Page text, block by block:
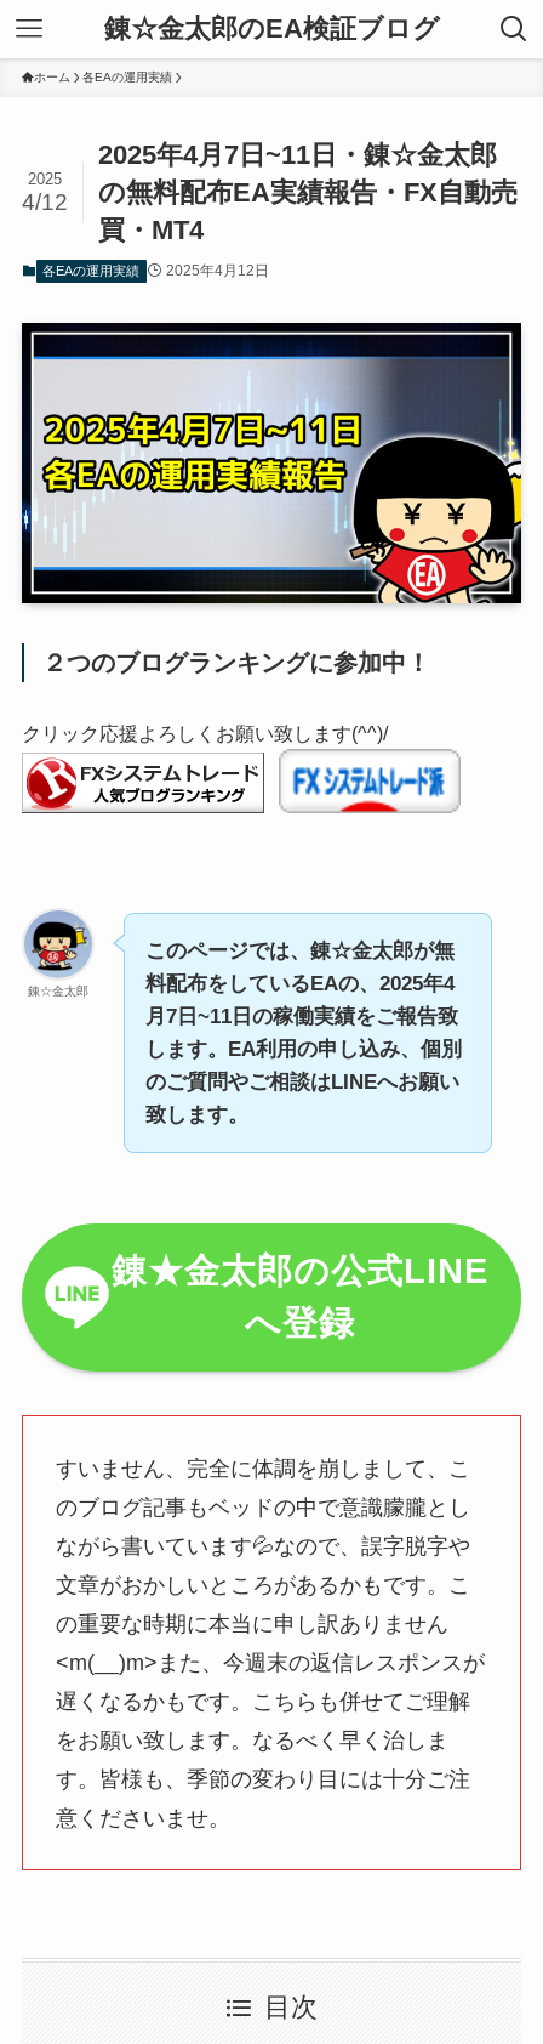
錬☆金太郎のEA検証ブログ
ホーム 各EAの運用実績
2025年4月7日~11日・錬☆金太郎
の無料配布EA実績報告・FX自動売
買・MT4
2025
4/12
各EAの運用実績 2025年4月12日
２つのブログランキングに参加中！
クリック応援よろしくお願い致します(^^)/
錬☆金太郎
このページでは、錬☆金太郎が無
料配布をしているEAの、2025年4
月7日~11日の稼働実績をご報告致
します。EA利用の申し込み、個別
のご質問やご相談はLINEへお願い
致します。
錬★金太郎の公式LINE
へ登録
すいません、完全に体調を崩しまして、こ
のブログ記事もベッドの中で意識朦朧とし
ながら書いています💦なので、誤字脱字や
文章がおかしいところがあるかもです。こ
の重要な時期に本当に申し訳ありません
<m(__)m>また、今週末の返信レスポンスが
遅くなるかもです。こちらも併せてご理解
をお願い致します。なるべく早く治しま
す。皆様も、季節の変わり目には十分ご注
意くださいませ。
目次